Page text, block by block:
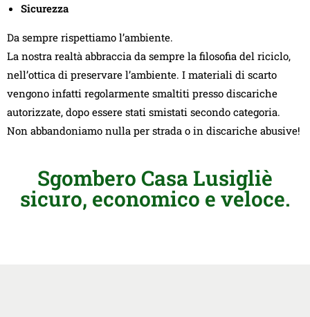
Sicurezza
Da sempre rispettiamo l’ambiente.
La nostra realtà abbraccia da sempre la filosofia del riciclo,
nell’ottica di preservare l’ambiente. I materiali di scarto
vengono infatti regolarmente smaltiti presso discariche
autorizzate, dopo essere stati smistati secondo categoria.
Non abbandoniamo nulla per strada o in discariche abusive!
Sgombero Casa Lusigliè
sicuro, economico e veloce.